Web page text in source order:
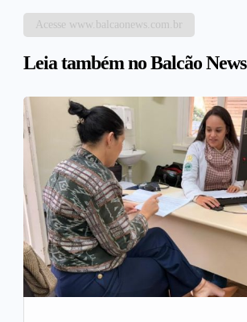
Acesse www.balcaonews.com.br
Leia também no Balcão News